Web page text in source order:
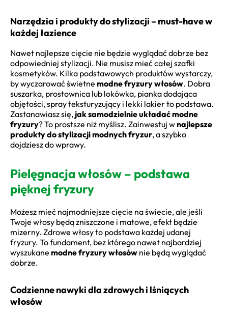
Narzędzia i produkty do stylizacji – must-have w
każdej łazience
Nawet najlepsze cięcie nie będzie wyglądać dobrze bez
odpowiedniej stylizacji. Nie musisz mieć całej szafki
kosmetyków. Kilka podstawowych produktów wystarczy,
by wyczarować świetne modne fryzury włosów. Dobra
suszarka, prostownica lub lokówka, pianka dodająca
objętości, spray teksturyzujący i lekki lakier to podstawa.
Zastanawiasz się, jak samodzielnie układać modne
fryzury? To prostsze niż myślisz. Zainwestuj wnajlepsze
produkty do stylizacji modnych fryzur, a szybko
dojdziesz do wprawy.
Pielęgnacja włosów – podstawa
pięknej fryzury
Możesz mieć najmodniejsze cięcie na świecie, ale jeśli
Twoje włosy będą zniszczone i matowe, efekt będzie
mizerny. Zdrowe włosy to podstawa każdej udanej
fryzury. To fundament, bez którego nawet najbardziej
wyszukane modne fryzury włosów nie będą wyglądać
dobrze.
Codzienne nawyki dla zdrowych i lśniących
włosów